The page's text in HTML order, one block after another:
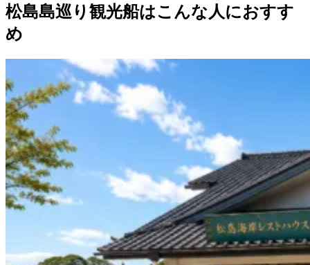
松島島巡り観光船はこんな人におすす
め